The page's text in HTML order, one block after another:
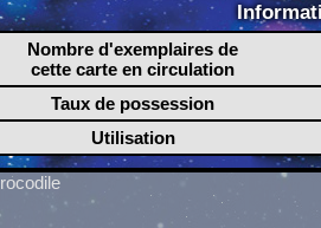
Nombre d'exemplaires de
cette carte en circulation
Taux de possession
Utilisation